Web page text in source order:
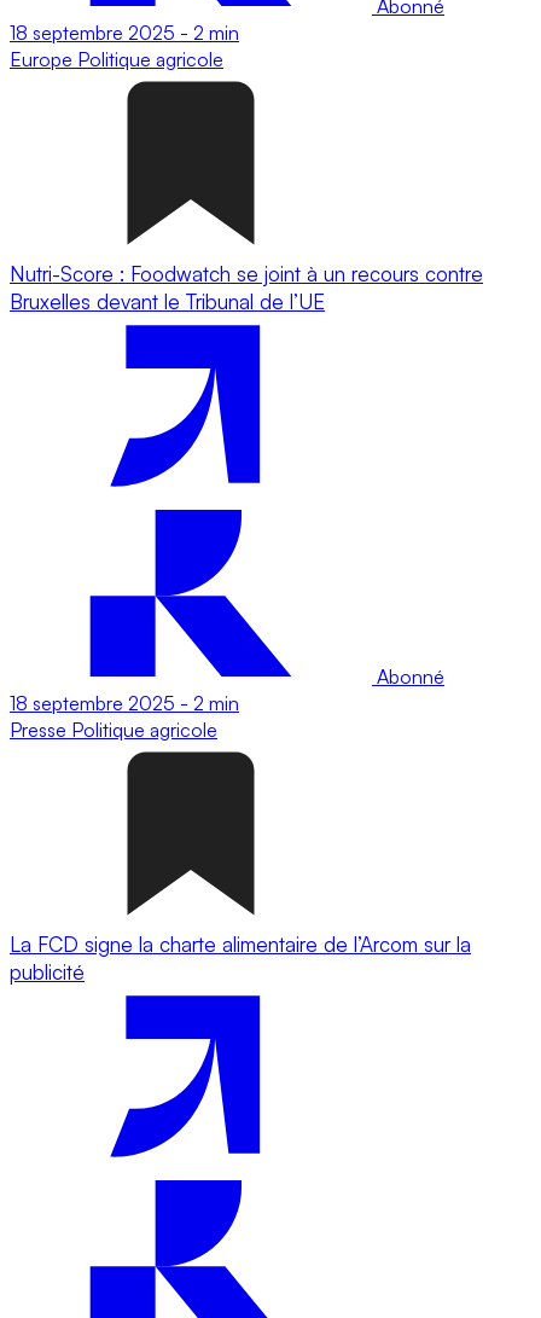
Abonné
18 septembre 2025 - 2 min
Europe Politique agricole
Nutri-Score : Foodwatch se joint à un recours contre
Bruxelles devant le Tribunal de l’UE
Abonné
18 septembre 2025 - 2 min
Presse Politique agricole
La FCD signe la charte alimentaire de l’Arcom sur la
publicité